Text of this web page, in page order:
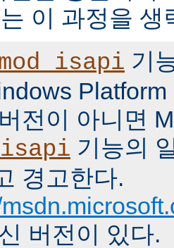
이 과정을 생
기
전이 아니면
기능의
경고한다.
버전이 있다.